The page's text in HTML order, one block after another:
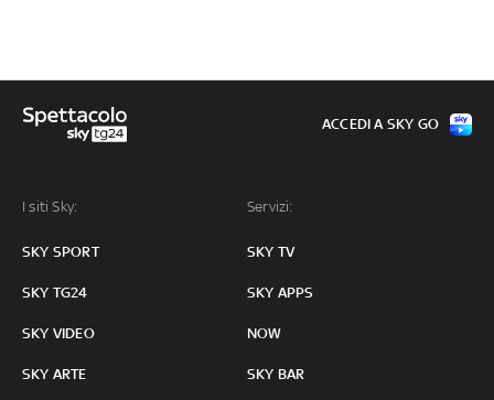
I siti Sky:
SKY SPORT
SKY TG24
SKY VIDEO
SKY ARTE
Servizi:
SKY TV
SKY APPS
NOW
SKY BAR
ACCEDI A SKY GO